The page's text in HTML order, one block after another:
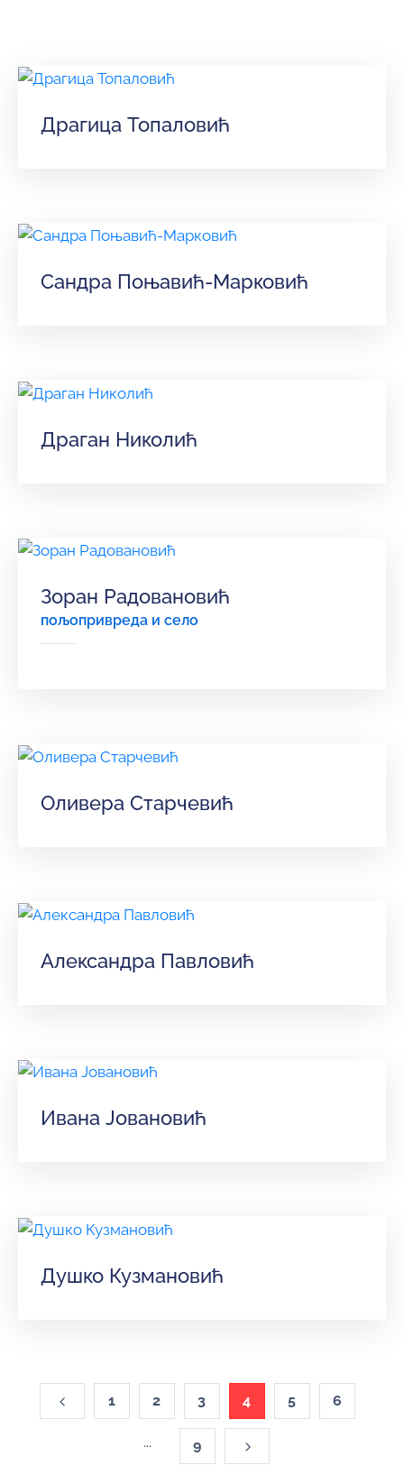
Мониторнинг
природе
Драгица Топаловић
Сандра Поњавић-Марковић
Драган Николић
Зоран Радовановић
пољопривреда и село
Оливера Старчевић
Александра Павловић
Ивана Јовановић
Душко Кузмановић
1 2 3 4 5 6
... 9